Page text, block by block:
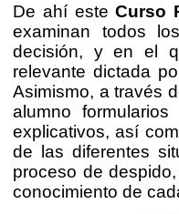
De ahí esteCurso
examinan todos
decisión, y en el
relevante dictada
Asimismo, a través
alumno
explicativos, así
de las diferentes
proceso de
conocimiento de